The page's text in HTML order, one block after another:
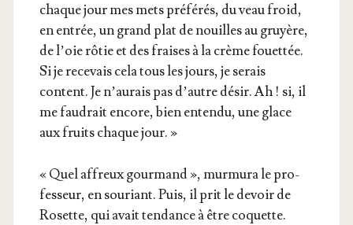
chaque jour mes mets pré­fé­rés, du veau froid,
en entrée, un grand plat de nouilles au gruyère,
de l’oie rôtie et des fraises à la crème fouet­tée.
Si je rece­vais cela tous les jours, je serais
content. Je n’au­rais pas d’autre désir. Ah ! si, il
me fau­drait encore, bien enten­du, une glace
aux fruits chaque jour. »
« Quel affreux gour­mand », mur­mu­ra le pro­
fes­seur, en sou­riant. Puis, il prit le devoir de
Rosette, qui avait ten­dance à être coquette.